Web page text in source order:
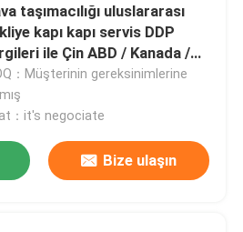
taşımacılığı uluslararası
kapı kapı servis DDP
ile Çin ABD / Kanada /
deniz yoluyla
：Müşterinin gereksinimlerine
：it's negociate
Bize ulaşın